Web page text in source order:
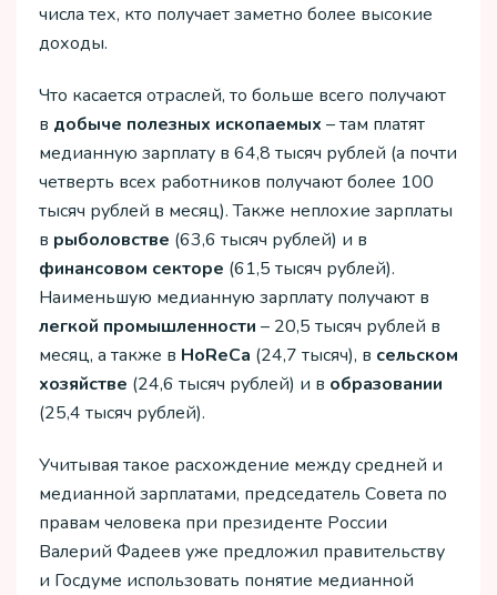
числа тех, кто получает заметно более высокие
доходы.
Что касается отраслей, то больше всего получают
в добыче полезных ископаемых – там платят
медианную зарплату в 64,8 тысяч рублей (а почти
четверть всех работников получают более 100
тысяч рублей в месяц). Также неплохие зарплаты
в рыболовстве (63,6 тысяч рублей) и в
финансовом секторе (61,5 тысяч рублей).
Наименьшую медианную зарплату получают в
легкой промышленности – 20,5 тысяч рублей в
месяц, а также в HoReCa (24,7 тысяч), в сельском
хозяйстве (24,6 тысяч рублей) и в образовании
(25,4 тысяч рублей).
Учитывая такое расхождение между средней и
медианной зарплатами, председатель Совета по
правам человека при президенте России
Валерий Фадеев уже предложил правительству
и Госдуме использовать понятие медианной